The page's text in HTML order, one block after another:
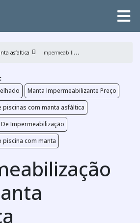
asfaltica I
mpermeabilização Com Manta Asfáltica
Manta Impermeabilizante Preço
com manta asfáltica
Impermeabilização
piscina com manta